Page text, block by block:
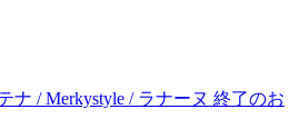
ナ / Merkystyle / ラナーヌ 終了のお